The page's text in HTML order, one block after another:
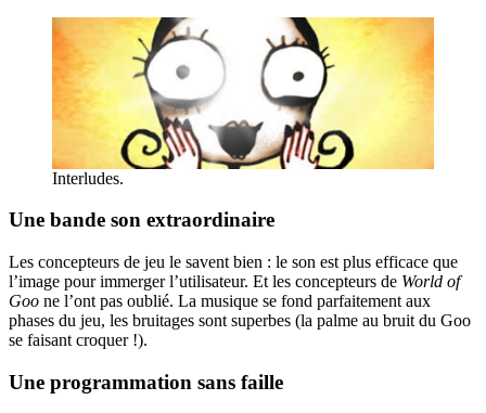
Interludes.
Une bande son extraordinaire
Les concepteurs de jeu le savent bien : le son est plus efficace que
l’image pour immerger l’utilisateur. Et les concepteurs de World of
Goo ne l’ont pas oublié. La musique se fond parfaitement aux
phases du jeu, les bruitages sont superbes (la palme au bruit du Goo
se faisant croquer !).
Une programmation sans faille